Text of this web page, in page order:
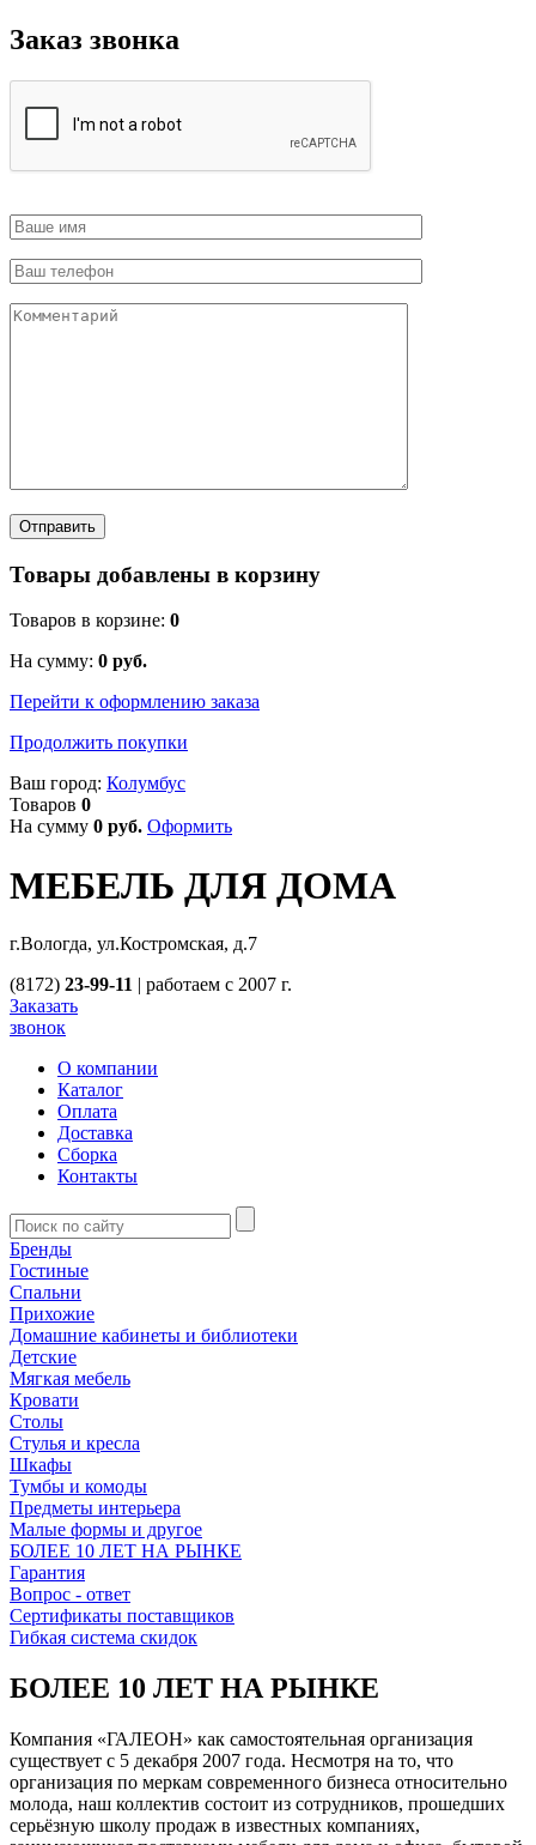
Заказ звонка
Товары добавлены в корзину
Товаров в корзине: 0
На сумму: 0 руб.
Перейти к оформлению заказа
Продолжить покупки
Ваш город: Колумбус
Товаров 0
На сумму 0 руб. Оформить
МЕБЕЛЬ ДЛЯ ДОМА
г.Вологда, ул.Костромская, д.7
(8172) 23-99-11 | работаем с 2007 г.
Заказать
звонок
О компании
Каталог
Оплата
Доставка
Сборка
Контакты
Бренды
Гостиные
Спальни
Прихожие
Домашние кабинеты и библиотеки
Детские
Мягкая мебель
Кровати
Столы
Стулья и кресла
Шкафы
Тумбы и комоды
Предметы интерьера
Малые формы и другое
БОЛЕЕ 10 ЛЕТ НА РЫНКЕ
Гарантия
Вопрос - ответ
Сертификаты поставщиков
Гибкая система скидок
БОЛЕЕ 10 ЛЕТ НА РЫНКЕ
Компания «ГАЛЕОН» как самостоятельная организация
существует с 5 декабря 2007 года. Несмотря на то, что
организация по меркам современного бизнеса относительно
молода, наш коллектив состоит из сотрудников, прошедших
серьёзную школу продаж в известных компаниях,